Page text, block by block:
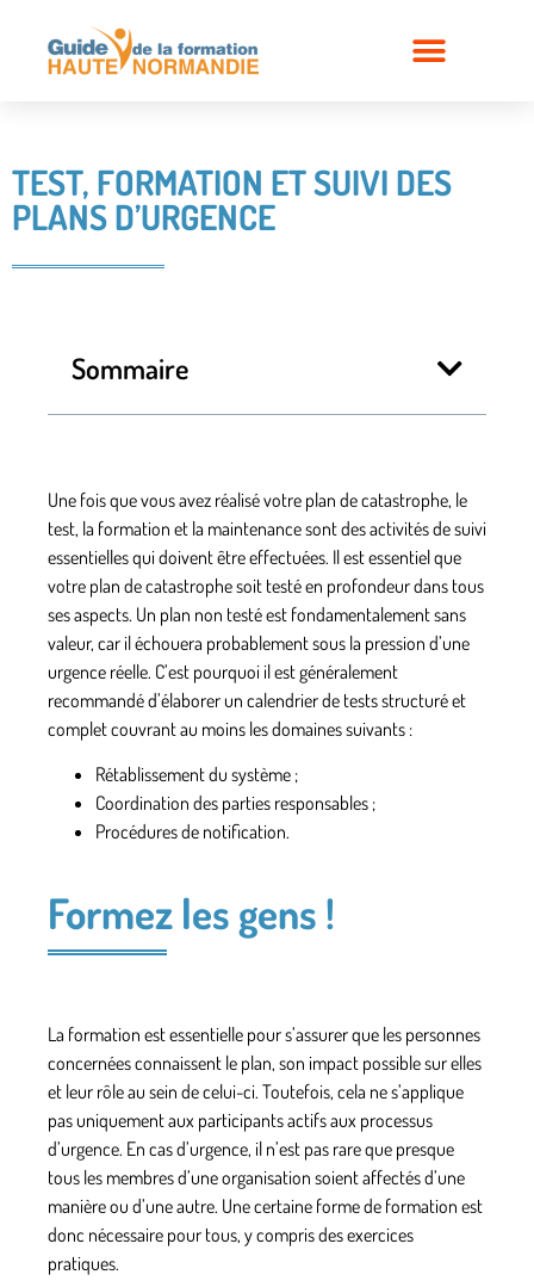
TEST, FORMATION ET SUIVI DES
PLANS D’URGENCE
Sommaire
Une fois que vous avez réalisé votre plan de catastrophe, le
test, la formation et la maintenance sont des activités de suivi
essentielles qui doivent être effectuées. Il est essentiel que
votre plan de catastrophe soit testé en profondeur dans tous
ses aspects. Un plan non testé est fondamentalement sans
valeur, car il échouera probablement sous la pression d’une
urgence réelle. C’est pourquoi il est généralement
recommandé d’élaborer un calendrier de tests structuré et
complet couvrant au moins les domaines suivants :
Rétablissement du système ;
Coordination des parties responsables ;
Procédures de notification.
Formez les gens !
La formation est essentielle pour s’assurer que les personnes
concernées connaissent le plan, son impact possible sur elles
et leur rôle au sein de celui-ci. Toutefois, cela ne s’applique
pas uniquement aux participants actifs aux processus
d’urgence. En cas d’urgence, il n’est pas rare que presque
tous les membres d’une organisation soient affectés d’une
manière ou d’une autre. Une certaine forme de formation est
donc nécessaire pour tous, y compris des exercices
pratiques.